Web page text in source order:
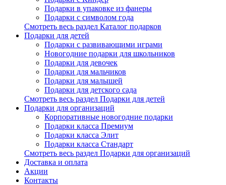
Подарки в упаковке из фанеры
Подарки с символом года
Смотреть весь раздел Каталог подарков
Подарки для детей
Подарки с развивающими играми
Новогодние подарки для школьников
Подарки для девочек
Подарки для мальчиков
Подарки для малышей
Подарки для детского сада
Смотреть весь раздел Подарки для детей
Подарки для организаций
Корпоративные новогодние подарки
Подарки класса Премиум
Подарки класса Элит
Подарки класса Стандарт
Смотреть весь раздел Подарки для организаций
Доставка и оплата
Акции
Контакты